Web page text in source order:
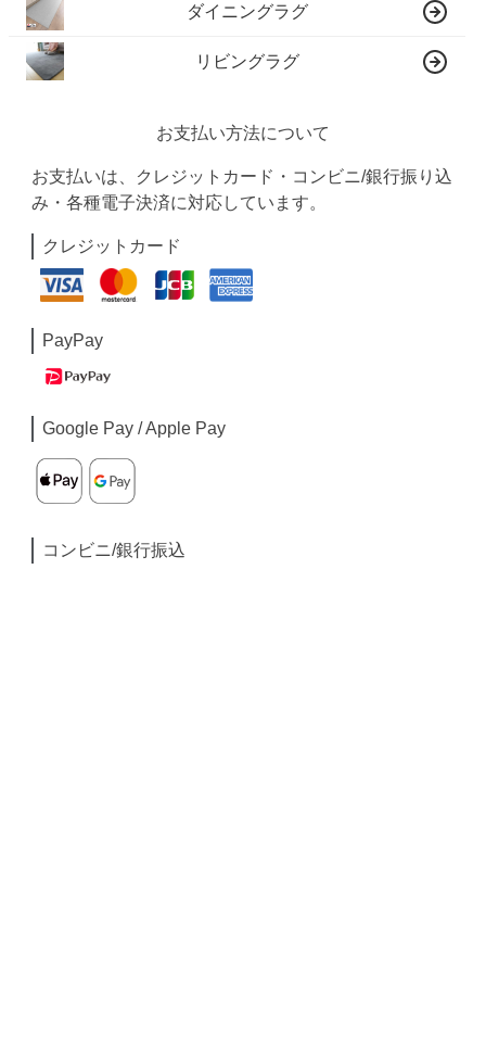
ダイニングラグ
リビングラグ
お支払い方法について
お支払いは、クレジットカード・コンビニ/銀行振り込
み・各種電子決済に対応しています。
クレジットカード
PayPay
Google Pay / Apple Pay
コンビニ/銀行振込